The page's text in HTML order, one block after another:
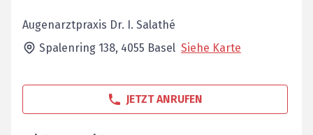
Augenarztpraxis Dr. I. Salathé
Spalenring 138, 4055 Basel Siehe Karte
JETZT ANRUFEN